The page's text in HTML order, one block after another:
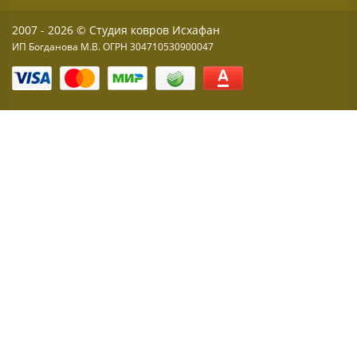
2007 - 2026 © Студия ковров Исхафан
ИП Богданова М.В. ОГРН 304710530900047